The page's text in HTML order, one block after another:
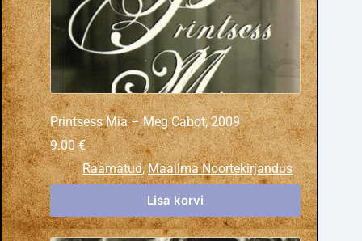
Printsess Mia – Meg Cabot, 2009
9.00€
Raamatud,Maailma Noortekirjandus
Lisa korvi